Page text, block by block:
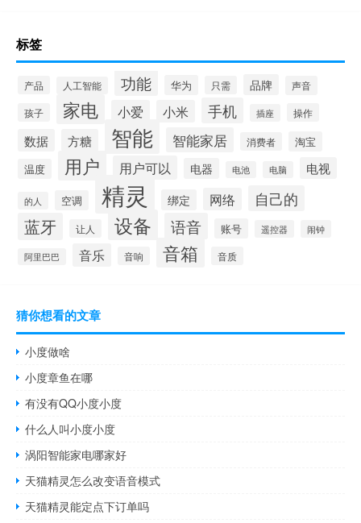
标签
产品 人工智能 功能 华为 只需 品牌 声音
孩子 家电 小爱 小米 手机 插座 操作
数据 方糖 智能 智能家居 消费者
淘宝
温度
用户 用户可以 电器 电池 电脑 电视
的人 空调 精灵 绑定 网络 自己的
蓝牙 让人 设备 语音 账号 遥控器 闹钟
阿里巴巴 音乐 音响 音箱 音质
猜你想看的文章
小度做啥
小度章鱼在哪
有没有QQ小度小度
什么人叫小度小度
涡阳智能家电哪家好
天猫精灵怎么改变语音模式
天猫精灵能定点下订单吗